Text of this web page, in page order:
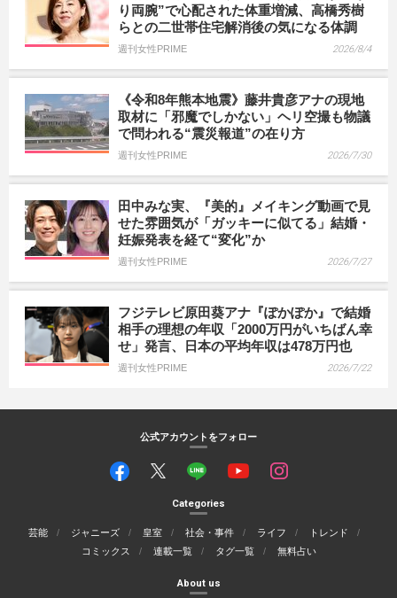
り両腕”で心配された体重増減、高橋秀樹
らとの二世帯住宅解消後の気になる体調
週刊女性PRIME 2026/8/4
《令和8年熊本地震》藤井貴彦アナの現地
取材に「邪魔でしかない」ヘリ空撮も物議
で問われる“震災報道”の在り方
週刊女性PRIME 2026/7/30
田中みな実、『美的』メイキング動画で見
せた雰囲気が「ガッキーに似てる」結婚・
妊娠発表を経て“変化”か
週刊女性PRIME 2026/7/27
フジテレビ原田葵アナ『ぽかぽか』で結婚
相手の理想の年収「2000万円がいちばん幸
せ」発言、日本の平均年収は478万円也
週刊女性PRIME 2026/7/22
公式アカウントをフォロー
Categories
芸能 ジャニーズ 皇室 社会・事件 ライフ
トレンド
コミックス
連載一覧 タグ一覧 無料占い
About us